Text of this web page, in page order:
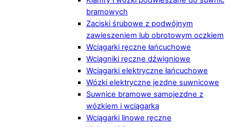
bramowych
Zaciski śrubowe z podwójnym
zawieszeniem lub obrotowym oczkiem
Wciągarki ręczne łańcuchowe
Wciągniki ręczne dźwigniowe
Wciągarki elektryczne łańcuchowe
Wózki elektryczne jezdne suwnicowe
Suwnice bramowe samojezdne z
wózkiem i wciągarką
Wciągarki linowe ręczne